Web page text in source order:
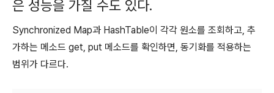
은 성능을 가질 수도 있다.
Synchronized Map과 HashTable이 각각 원소를 조회하고, 추
가하는 메소드 get, put 메소드를 확인하면, 동기화를 적용하는
범위가 다르다.